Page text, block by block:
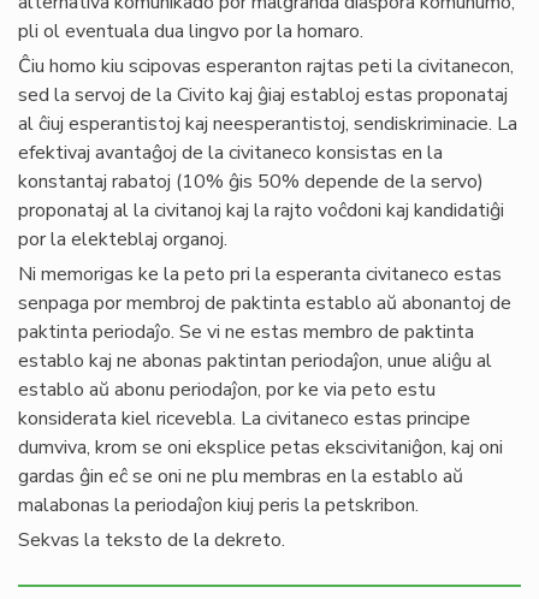
pli ol eventuala dua lingvo por la homaro.
Ĉiu homo kiu scipovas esperanton rajtas peti la civitanecon,
sed la servoj de la Civito kaj ĝiaj establoj estas proponataj
al ĉiuj esperantistoj kaj neesperantistoj, sendiskriminacie. La
efektivaj avantaĝoj de la civitaneco konsistas en la
konstantaj rabatoj (10% ĝis 50% depende de la servo)
proponataj al la civitanoj kaj la rajto voĉdoni kaj kandidatiĝi
por la elekteblaj organoj.
Ni memorigas ke la peto pri la esperanta civitaneco estas
senpaga por membroj de paktinta establo aŭ abonantoj de
paktinta periodaĵo. Se vi ne estas membro de paktinta
establo kaj ne abonas paktintan periodaĵon, unue aliĝu al
establo aŭ abonu periodaĵon, por ke via peto estu
konsiderata kiel ricevebla. La civitaneco estas principe
dumviva, krom se oni eksplice petas ekscivitaniĝon, kaj oni
gardas ĝin eĉ se oni ne plu membras en la establo aŭ
malabonas la periodaĵon kiuj peris la petskribon.
Sekvas la teksto de la dekreto.